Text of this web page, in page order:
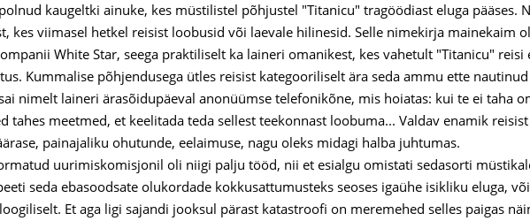
kaugeltki ainuke, kes müstilistel põhjustel "Titanicu" tragöödiast eluga pääses.
kes viimasel hetkel reisist loobusid või laevale hilinesid. Selle nimekirja mainekaim
White Star, seega praktiliselt ka laineri omanikest, kes vahetult "Titanicu"
Kummalise põhjendusega ütles reisist kategooriliselt ära seda ammu ette
nimelt laineri ärasõidupäeval anonüümse telefonikõne, mis hoiatas: kui te ei taha
tahes meetmed, et keelitada teda sellest teekonnast loobuma... Valdav enamik
painajaliku ohutunde, eelaimuse, nagu oleks midagi halba juhtumas.
uurimiskomisjonil oli niigi palju tööd, nii et esialgu omistati sedasorti
seda ebasoodsate olukordade kokkusattumusteks seoses igaühe isikliku eluga,
Et aga ligi sajandi jooksul pärast katastroofi on meremehed selles paigas